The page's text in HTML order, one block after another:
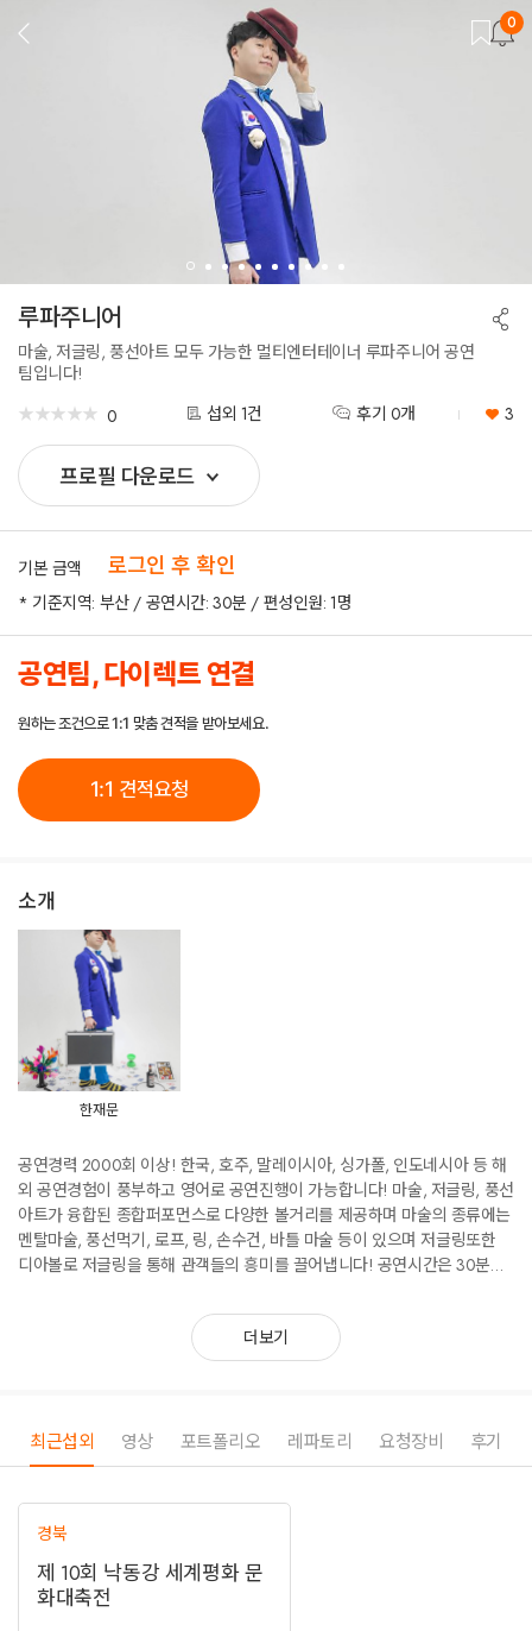
뒤
로
0
루파주니어
마술, 저글링, 풍선아트 모두 가능한 멀티엔터테이너 루파주니어 공연
팀입니다!
★★★★★
★★★★★ 0 섭외 1건 후기 0개 3
프로필 다운로드
공
유
기본 금액 로그인 후 확인
* 기준지역: 부산 / 공연시간: 30분 / 편성인원: 1명
공연팀, 다이렉트 연결
원하는 조건으로 1:1 맞춤 견적을 받아보세요.
1:1 견적요청
소개
한재문
공연경력 2000회 이상! 한국, 호주, 말레이시아, 싱가폴, 인도네시아 등 해
외 공연경험이 풍부하고 영어로 공연진행이 가능합니다! 마술, 저글링, 풍선
아트가 융합된 종합퍼포먼스로 다양한 볼거리를 제공하며 마술의 종류에는
멘탈마술, 풍선먹기, 로프, 링, 손수건, 바틀 마술 등이 있으며 저글링또한
디아볼로 저글링을 통해 관객들의 흥미를 끌어냅니다! 공연시간은 30분
더보기
최근섭외 영상 포트폴리오 레파토리 요청장비 후기
경북
제 10회 낙동강 세계평화 문
화대축전